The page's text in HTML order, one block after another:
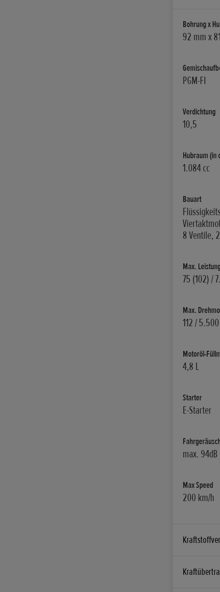
Bohrung x
92 mm x
PGM-FI
Verdichtung
10,5
Hubraum (in
1.084 cc
Bauart
8 Ventile,
Max.
75 (102) /
Max.
112 / 5.500
Motoröl-
4,8 L
Starter
E-Starter
max. 94dB
Max Speed
200 km/h
CO2